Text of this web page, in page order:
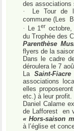
des associations
·
Le Tour de
commune (Les
· Le 1er octobre,
du Trophée des
Parenthèse
flyers de la
Dans le cadre
déroulera le 7
LaSaint-Fiacre
associations
elles
etc.) à leur profit.
Daniel Calame
de Lafforest
en
« Hors-saison
à l’église et